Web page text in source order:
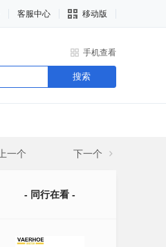
客服中心 移动版
手机查看
搜索
上一个 下一个
- 同行在看 -